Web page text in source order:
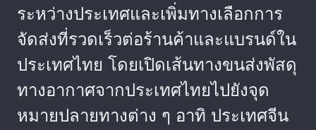
ระหว่างประเทศและเพิ่มทางเลือกการ
จัดส่งที่รวดเร็วต่อร้านค้าและแบรนด์ใน
ประเทศไทย โดยเปิดเส้นทางขนส่งพัสดุ
ทางอากาศจากประเทศไทยไปยังจุด
หมายปลายทางต่าง ๆ อาทิ ประเทศจีน